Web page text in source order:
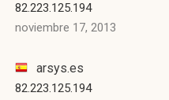
82.223.125.194
noviembre 17, 2013
arsys.es
82.223.125.194